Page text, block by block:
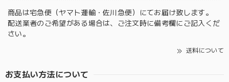
商品は宅急便（ヤマト運輸・佐川急便）にてお届け致します。
配送業者のご希望がある場合は、ご注文時に備考欄にご記入くだ
さい。
送料について
お支払い方法について